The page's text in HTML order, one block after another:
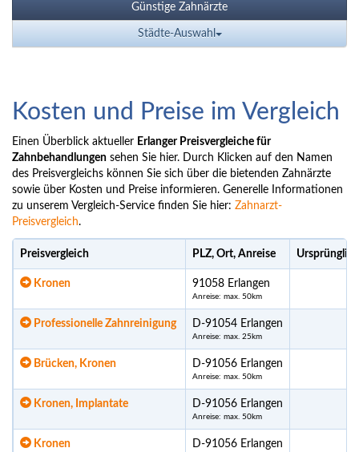
Günstige Zahnärzte
Städte-Auswahl
Kosten und Preise im Vergleich
Einen Überblick aktueller Erlanger Preisvergleiche für
Zahnbehandlungen sehen Sie hier. Durch Klicken auf den Namen
des Preisvergleichs können Sie sich über die bietenden Zahnärzte
sowie über Kosten und Preise informieren. Generelle Informationen
zu unserem Vergleich-Service finden Sie hier: Zahnarzt-
Preisvergleich.
Preisvergleich PLZ, Ort, Anreise
Kronen 91058 Erlangen
Anreise: max. 50km
Professionelle Zahnreinigung D-91054 Erlangen
Anreise: max. 25km
Brücken, Kronen D-91056 Erlangen
Anreise: max. 50km
Kronen, Implantate D-91056 Erlangen
Anreise: max. 50km
Kronen D-91056 Erlangen